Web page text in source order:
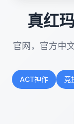
真红
官网，官方中
ACT神作 竞